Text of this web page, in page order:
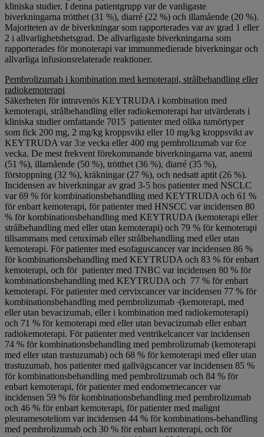
kliniska studier. I denna patientgrupp var de vanligaste
biverkningarna trötthet (31 %), diarré (22 %) och illamående (20 %).
Majoriteten av de biverkningar som rapporterades var av grad 1 eller
2 i allvarlighetshetsgrad. De allvarligaste biverkningarna som
rapporterades för monoterapi var immunmedierade biverkningar och
allvarliga infusionsrelaterade reaktioner.
Pembrolizumab i kombination med kemoterapi, strålbehandling eller
radiokemoterapi
Säkerheten för intravenös KEYTRUDA i kombination med
kemoterapi, strålbehandling eller radiokemoterapi har utvärderats i
kliniska studier omfattande 7015 patienter med olika tumörtyper
som fick 200 mg, 2 mg/kg kroppsvikt eller 10 mg/kg kroppsvikt av
KEYTRUDA var 3:e vecka eller 400 mg pembrolizumab var 6:e
vecka. De mest frekvent förekommande biverkningarna var, anemi
(51 %), illamående (50 %), trötthet (36 %), diarré (35 %),
förstoppning (32 %), kräkningar (27 %), och nedsatt aptit (26 %).
Incidensen av biverkningar av grad 3-5 hos patienter med NSCLC
var 69 % för kombinationsbehandling med KEYTRUDA och 61 %
för enbart kemoterapi, för patienter med HNSCC var incidensen 80
% för kombinationsbehandling med KEYTRUDA (kemoterapi eller
strålbehandling med eller utan kemoterapi) och 79 % för kemoterapi
tillsammans med cetuximab eller strålbehandling med eller utan
kemoterapi. För patienter med esofaguscancer var incidensen 86 %
för kombinationsbehandling med KEYTRUDA och 83 % för enbart
kemoterapi, och för patienter med TNBC var incidensen 80 % för
kombinationsbehandling med KEYTRUDA och 77 % för enbart
kemoterapi. För patienter med cervixcancer var incidensen 77 % för
kombinationsbehandling med pembrolizumab (kemoterapi, med
eller utan bevacizumab, eller i kombination med radiokemoterapi)
och 71 % för kemoterapi med eller utan bevacizumab eller enbart
radiokemoterapi. För patienter med ventrikelcancer var incidensen
74 % för kombinationsbehandling med pembrolizumab (kemoterapi
med eller utan trastuzumab) och 68 % för kemoterapi med eller utan
trastuzumab, hos patienter med gallvägscancer var incidensen 85 %
för kombinationsbehandling med pembrolizumab och 84 % för
enbart kemoterapi, för patienter med endometriecancer var
incidensen 59 % för kombinationsbehandling med pembrolizumab
och 46 % för enbart kemoterapi, för patienter med malignt
pleuramesoteliom var incidensen 44 % för kombinations-behandling
med pembrolizumab och 30 % för enbart kemoterapi, och för